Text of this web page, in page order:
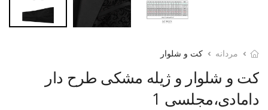
مردانه کت و شلوار
کت و شلوار و ژیله مشکی طرح دار
دامادی،مجلسی 1